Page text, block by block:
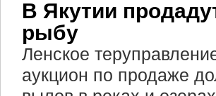
В Якутии
рыбу
Ленское
аукцион по продаже